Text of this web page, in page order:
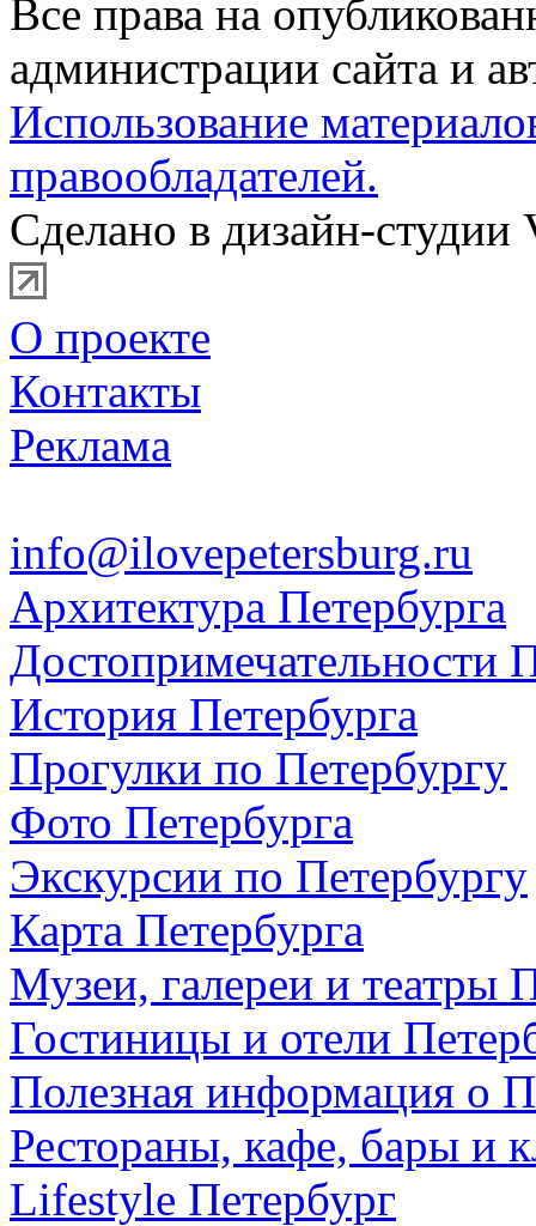
Все права на
администрации сайта и
Использование
правообладателей.
Сделано в дизайн-студии
О проекте
Контакты
Реклама
info@ilovepetersburg.ru
Архитектура Петербурга
Достопримечательности
История Петербурга
Прогулки по Петербургу
Фото Петербурга
Экскурсии по Петербургу
Карта Петербурга
Музеи, галереи и театры
Гостиницы и отели
Полезная информация о
Рестораны, кафе, бары и
Lifestyle Петербург